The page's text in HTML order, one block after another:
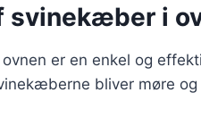
svinekæber i
er en enkel og
bliver møre